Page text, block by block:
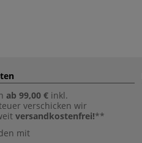
ab 99,00 € inkl.
verschicken wir
versandkostenfrei!**
mit